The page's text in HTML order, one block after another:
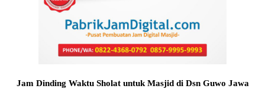
Jam Dinding Waktu Sholat untuk Masjid di Dsn Guwo Jawa